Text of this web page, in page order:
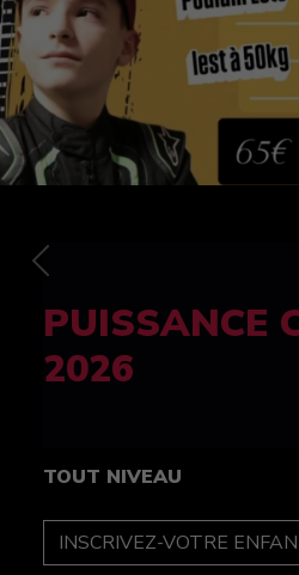
FELINE CUP
féminine
TOUT NIVEAU
INSCRIPTION
Previous